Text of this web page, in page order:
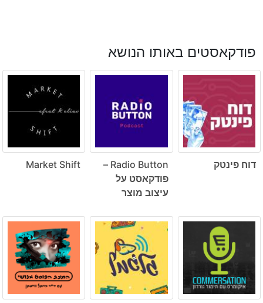
פודקאסטים באותו הנושא
דוח פינטק
Radio Button –
פודקאסט על
עיצוב מוצר
Market Shift